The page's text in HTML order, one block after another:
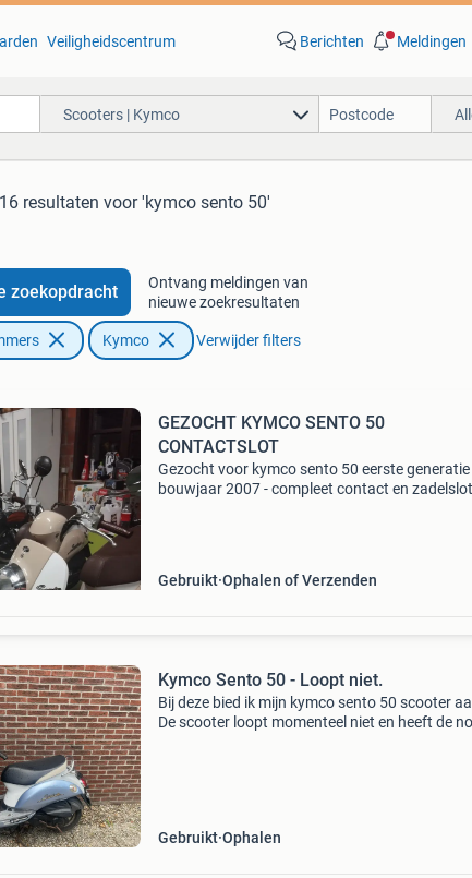
Veiligheidscentrum Berichten Meldingen
Scooters | Kymco
16 resultaten voor 'kymco sento 50'
zoekopdracht
Ontvang meldingen van
nieuwe zoekresultaten
Kymco Verwijder filters
GEZOCHT KYMCO SENTO 50
CONTACTSLOT
Gezocht voor kymco sento 50 eerste generatie
bouwjaar 2007 - compleet contact en
Gebruikt Ophalen of Verzenden
Kymco Sento 50 - Loopt niet.
Bij deze bied ik mijn kymco sento 50 scooter
De scooter loopt momenteel niet en heeft de
Gebruikt Ophalen